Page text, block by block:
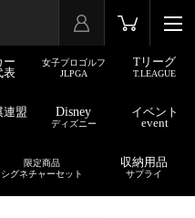
ー
表
女子プロゴルフ
JLPGA
Tリーグ
T.LEAGUE
連盟 Disney
ディズニー
イベント
event
限定商品
シグネチャーセット
収納用品
サプライ